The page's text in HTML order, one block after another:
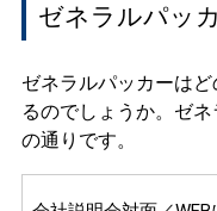
ゼネラルパッ
ゼネラルパッカーは
るのでしょうか。ゼ
の通りです。